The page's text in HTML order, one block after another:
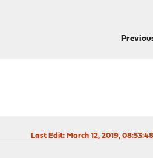
Last Edit: March 12, 2019,